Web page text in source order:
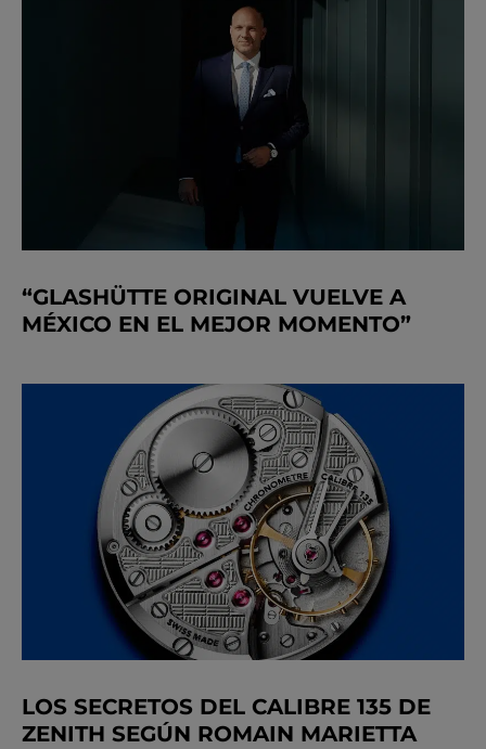
“GLASHÜTTE ORIGINAL VUELVE A
MÉXICO EN EL MEJOR MOMENTO”
LOS SECRETOS DEL CALIBRE 135 DE
ZENITH SEGÚN ROMAIN MARIETTA